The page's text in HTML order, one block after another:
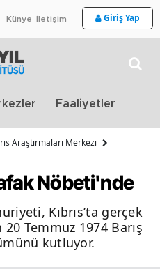
Künye İletişim Giriş Yap
Faaliyetler
Araştırmaları Merkezi
Nöbeti'nde
Kıbrıs’ta gerçek
Temmuz 1974 Barış
kutluyor.